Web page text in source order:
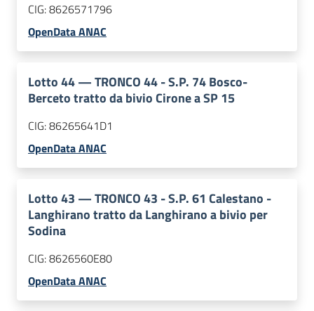
CIG:8626571796
OpenData ANAC
Lotto44—TRONCO 44 - S.P. 74 Bosco-
Berceto tratto da bivio Cirone a SP 15
CIG:86265641D1
OpenData ANAC
Lotto43 —TRONCO 43 - S.P. 61 Calestano -
Langhirano tratto da Langhirano a bivio per
Sodina
CIG:8626560E80
OpenData ANAC